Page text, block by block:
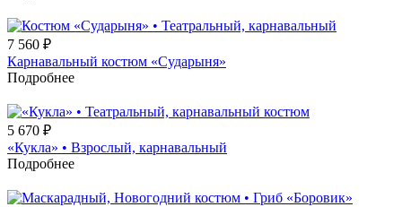
7 560 ₽
Карнавальный костюм «Сударыня»
Подробнее
5 670 ₽
«Кукла» • Взрослый, карнавальный
Подробнее